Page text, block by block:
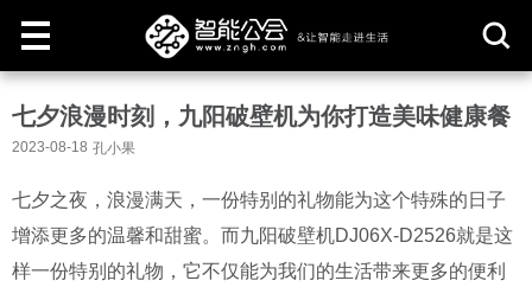
取
七夕浪漫时刻，九阳破壁机为你打造美味健康餐
2023-08-18 孔小果
七夕之夜，浪漫满天，一份特别的礼物能为这个特殊的日子
增添更多的温馨和甜蜜。而九阳破壁机DJ06X-D2526就是这
样一份特别的礼物，它不仅能为我们的生活带来更多的便利